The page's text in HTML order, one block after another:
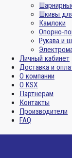
Шкивы
Камлоки
Опорно-
Рукава и
Личный кабинет
Доставка и
О компании
О KSX
Партнерам
Контакты
Производители
FAQ